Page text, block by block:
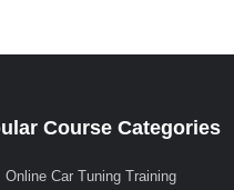
Course Categories
Online Car Tuning Training